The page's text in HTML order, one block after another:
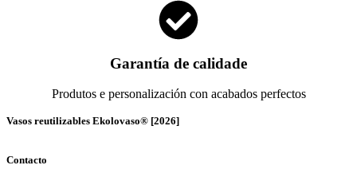
Garantía de calidade
Produtos e personalización con acabados perfectos
Vasos reutilizables Ekolovaso® [2026]
Contacto